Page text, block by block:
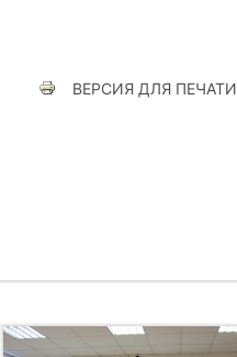
ВЕРСИЯ ДЛЯ ПЕЧАТИ